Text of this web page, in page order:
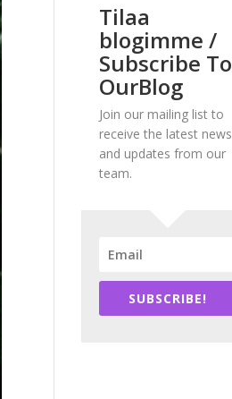
Tilaa
blogimme /
Subscribe To
OurBlog
Join our mailing list to
receive the latest news
and updates from our
team.
SUBSCRIBE!